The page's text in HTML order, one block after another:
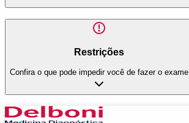
Restrições
Confira o que pode impedir você de fazer o exame